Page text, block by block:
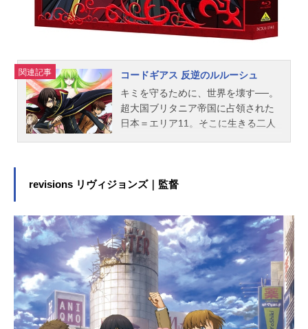
田実撮影監督：大矢創太編集：森田
清次音響監督：浦上靖夫音楽：中川
幸太郎アニメーション制作：AIC...
関連記事
コードギアス 反逆のルルーシュ
キミを守るために、世界を壊す──。
超大国ブリタニア帝国に占領された
日本＝エリア11。そこに生きる二人
レーム「ランスロット」を操り、世
人の対照的な生き方は、やがて帝国
を揺るがす大きなうねりとなってい
く……。作品名コードギアス反逆の
ルルーシュ放送形態TVアニメシリー
ズコードギアススケジュール2006年
10月6日（金）～2007年3月30日
（金）2007年7月29日（日）（24
話・25話）毎日放送ほか話数全25話
revisions リヴィジョンズ｜監督